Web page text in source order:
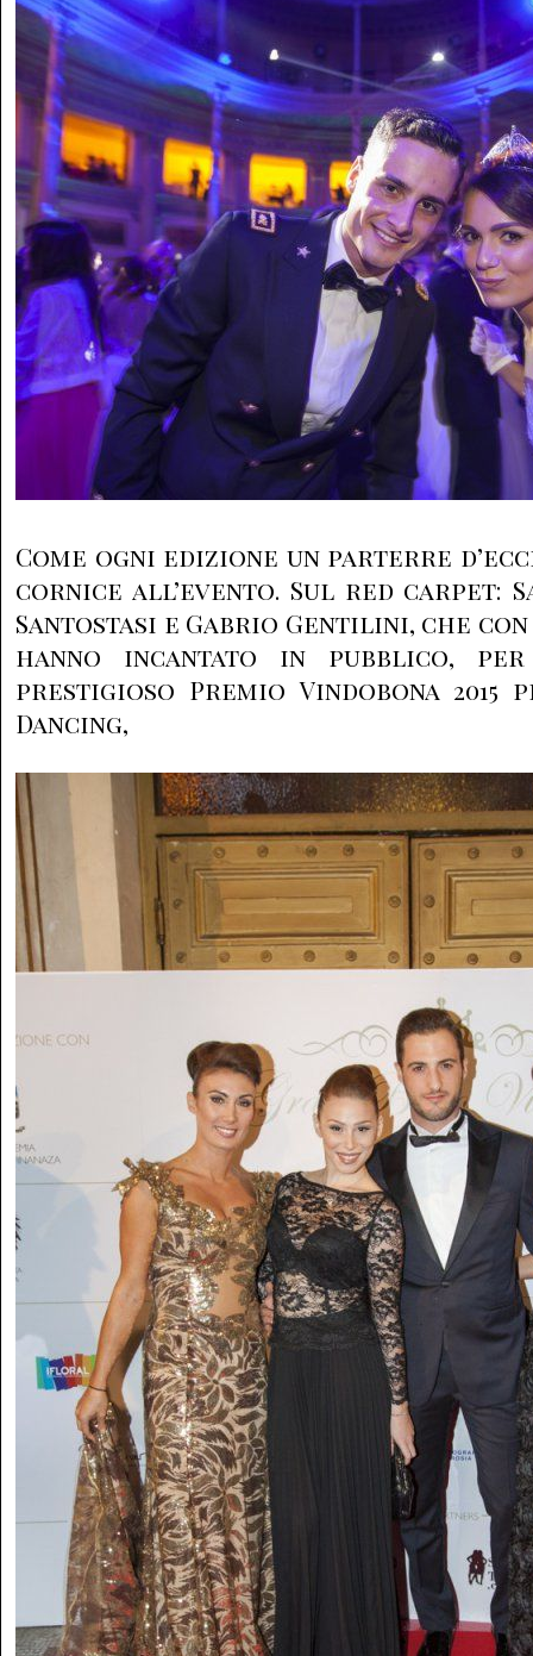
Come ogni edizione un parterre
cornice all’evento. Sul red carpet:
Santostasi e Gabrio Gentilini, che
hanno incantato in pubblico,
prestigioso Premio Vindobona
Dancing,